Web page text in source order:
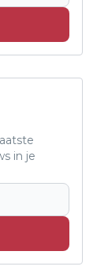
in je